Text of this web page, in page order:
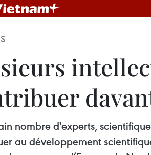
nombre d'experts,
au développement